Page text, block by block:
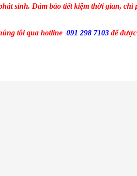
sinh. Đảm bảo tiết kiệm thời gian, chi
tôi qua hotline 091 298 7103để được